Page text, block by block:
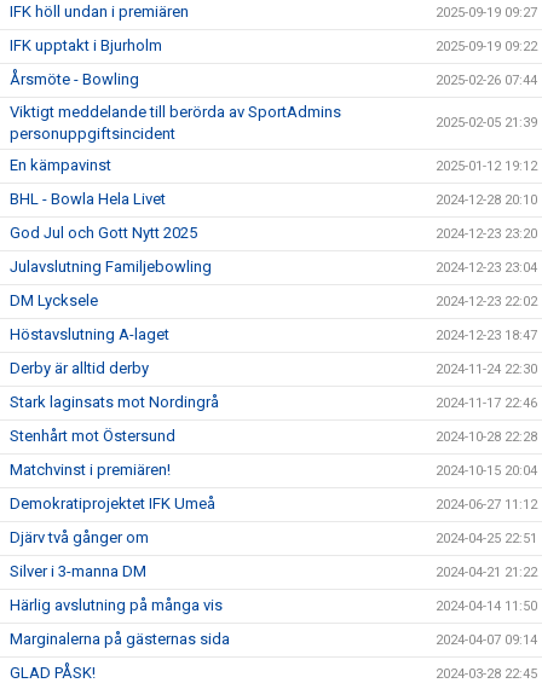
IFK höll undan i premiären 2025-09-19 09:27
IFK upptakt i Bjurholm 2025-09-19 09:22
Årsmöte - Bowling 2025-02-26 07:44
Viktigt meddelande till berörda av SportAdmins
personuppgiftsincident
2025-02-05 21:39
En kämpavinst 2025-01-12 19:12
BHL - Bowla Hela Livet 2024-12-28 20:10
God Jul och Gott Nytt 2025 2024-12-23 23:20
Julavslutning Familjebowling 2024-12-23 23:04
DM Lycksele 2024-12-23 22:02
Höstavslutning A-laget 2024-12-23 18:47
Derby är alltid derby 2024-11-24 22:30
Stark laginsats mot Nordingrå 2024-11-17 22:46
Stenhårt mot Östersund 2024-10-28 22:28
Matchvinst i premiären! 2024-10-15 20:04
Demokratiprojektet IFK Umeå 2024-06-27 11:12
Djärv två gånger om 2024-04-25 22:51
Silver i 3-manna DM 2024-04-21 21:22
Härlig avslutning på många vis 2024-04-14 11:50
Marginalerna på gästernas sida 2024-04-07 09:14
GLAD PÅSK! 2024-03-28 22:45